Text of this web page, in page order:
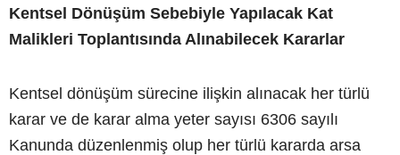
Kentsel Dönüşüm Sebebiyle Yapılacak Kat
Malikleri Toplantısında Alınabilecek Kararlar
Kentsel dönüşüm sürecine ilişkin alınacak her türlü
karar ve de karar alma yeter sayısı 6306 sayılı
Kanunda düzenlenmiş olup her türlü kararda arsa